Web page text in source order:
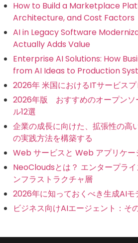
How to Build a Marketplace
Architecture, and Cost Factors
AI in Legacy Software
Actually Adds Value
Enterprise AI Solutions: How
from AI Ideas to Production
2026年 米国におけるITサービス
2026年版 おすすめのオープンソ
ル12選
企業の成長に向けた、拡張性の高
の実践方法を構築する
Web サービスと Web アプリケー
NeoCloudsとは？ エンタープラ
ンフラストラクチャ層
2026年に知っておくべき生成AIモ
ビジネス向けAIエージェント：そ